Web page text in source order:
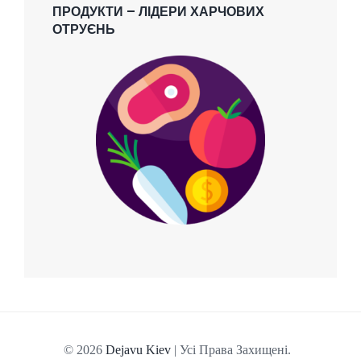
ПРОДУКТИ – ЛІДЕРИ ХАРЧОВИХ
ОТРУЄНЬ
© 2026 Dejavu Kiev | Усі Права Захищені.